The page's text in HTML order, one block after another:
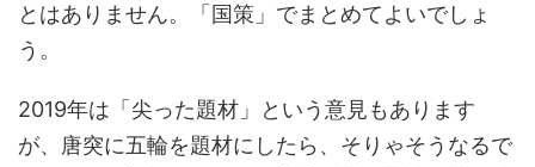
とはありません。「国策」でまとめてよいでしょ
う。
2019年は「尖った題材」という意見もあります
が、唐突に五輪を題材にしたら、そりゃそうなるで